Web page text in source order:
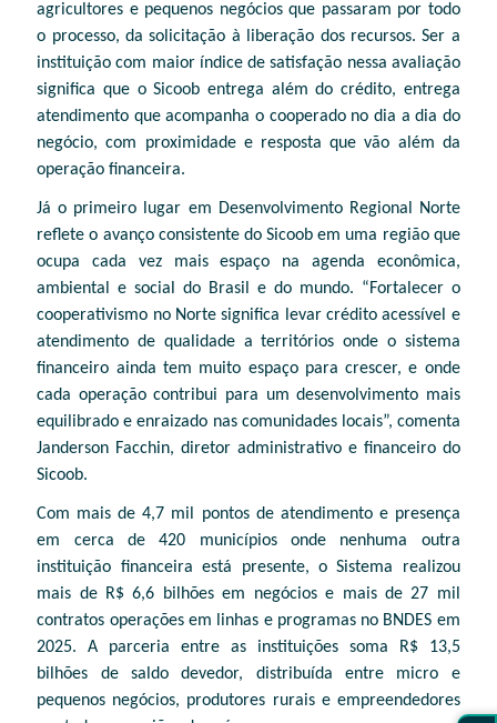
agricultores e pequenos negócios que passaram por todo
o processo, da solicitação à liberação dos recursos. Ser a
instituição com maior índice de satisfação nessa avaliação
significa que o Sicoob entrega além do crédito, entrega
atendimento que acompanha o cooperado no dia a dia do
negócio, com proximidade e resposta que vão além da
operação financeira.
Já o primeiro lugar em Desenvolvimento Regional Norte
reflete o avanço consistente do Sicoob em uma região que
ocupa cada vez mais espaço na agenda econômica,
ambiental e social do Brasil e do mundo. “Fortalecer o
cooperativismo no Norte significa levar crédito acessível e
atendimento de qualidade a territórios onde o sistema
financeiro ainda tem muito espaço para crescer, e onde
cada operação contribui para um desenvolvimento mais
equilibrado e enraizado nas comunidades locais”, comenta
Janderson Facchin, diretor administrativo e financeiro do
Sicoob.
Com mais de 4,7 mil pontos de atendimento e presença
em cerca de 420 municípios onde nenhuma outra
instituição financeira está presente, o Sistema realizou
mais de R$ 6,6 bilhões em negócios e mais de 27 mil
contratos operações em linhas e programas no BNDES em
2025. A parceria entre as instituições soma R$ 13,5
bilhões de saldo devedor, distribuída entre micro e
pequenos negócios, produtores rurais e empreendedores